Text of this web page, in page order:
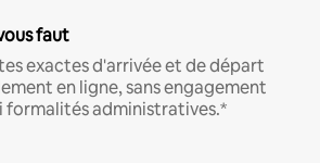
faut
exactes d'arrivée et de départ
en ligne, sans engagement
formalités administratives.*